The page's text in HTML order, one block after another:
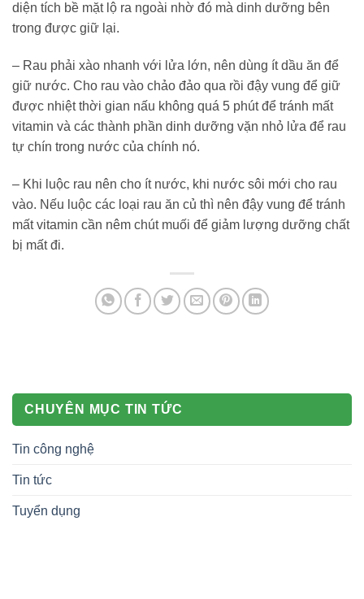
diện tích bề mặt lộ ra ngoài nhờ đó mà dinh dưỡng bên
trong được giữ lại.
– Rau phải xào nhanh với lửa lớn, nên dùng ít dầu ăn để
giữ nước. Cho rau vào chảo đảo qua rồi đậy vung để giữ
được nhiệt thời gian nấu không quá 5 phút để tránh mất
vitamin và các thành phần dinh dưỡng vặn nhỏ lửa để rau
tự chín trong nước của chính nó.
– Khi luộc rau nên cho ít nước, khi nước sôi mới cho rau
vào. Nếu luộc các loại rau ăn củ thì nên đậy vung để tránh
mất vitamin cần nêm chút muối để giảm lượng dưỡng chất
bị mất đi.
CHUYÊN MỤC TIN TỨC
Tin công nghệ
Tin tức
Tuyển dụng